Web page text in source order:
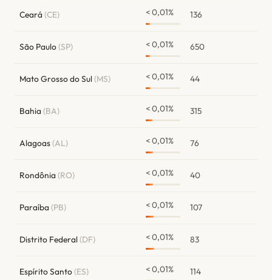
Ceará (CE) < 0,01% 136
São Paulo(SP) < 0,01% 650
Mato Grosso do Sul(MS) < 0,01% 44
Bahia (BA) < 0,01% 315
Alagoas(AL) < 0,01% 76
Rondônia (RO) < 0,01% 40
Paraíba (PB) < 0,01% 107
Distrito Federal(DF) < 0,01% 83
Espírito Santo(ES) < 0,01% 114